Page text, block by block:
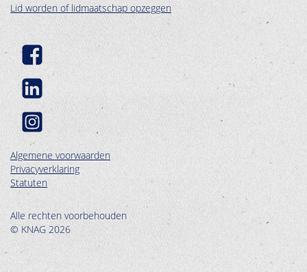
Lid worden of lidmaatschap opzeggen
Algemene voorwaarden
Privacyverklaring
Statuten
Alle rechten voorbehouden
© KNAG 2026